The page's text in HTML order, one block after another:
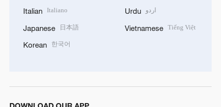
Italian Italiano
Japanese 日本語
Korean 한국어
Urdu اردو
Vietnamese Tiếng Việt